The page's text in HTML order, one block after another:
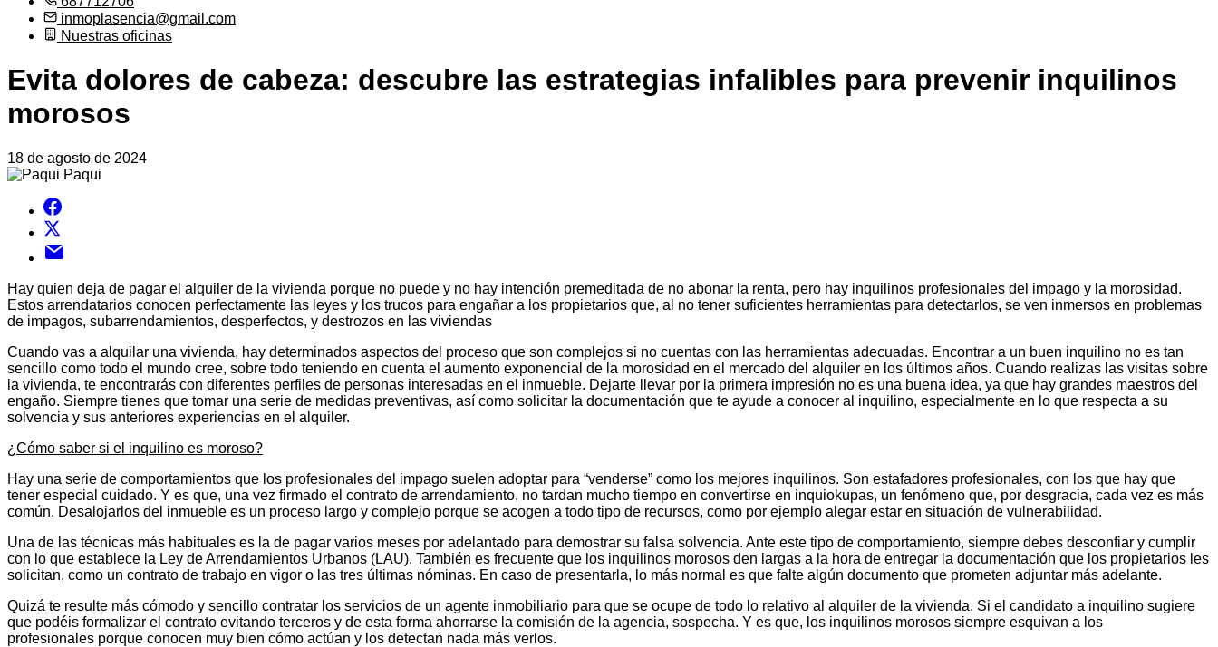
inmoplasencia@gmail.com
Nuestras oficinas
Evita dolores de cabeza: descubre las estrategias infalibles para prevenir inquilinos
morosos
18 de agosto de 2024
Paqui
Hay quien deja de pagar el alquiler de la vivienda porque no puede y no hay intención premeditada de no abonar la renta, pero hay inquilinos profesionales del impago y la morosidad.
Estos arrendatarios conocen perfectamente las leyes y los trucos para engañar a los propietarios que, al no tener suficientes herramientas para detectarlos, se ven inmersos en problemas
de impagos, subarrendamientos, desperfectos, y destrozos en las viviendas
Cuando vas a alquilar una vivienda, hay determinados aspectos del proceso que son complejos si no cuentas con las herramientas adecuadas. Encontrar a un buen inquilino no es tan
sencillo como todo el mundo cree, sobre todo teniendo en cuenta el aumento exponencial de la morosidad en el mercado del alquiler en los últimos años. Cuando realizas las visitas sobre
la vivienda, te encontrarás con diferentes perfiles de personas interesadas en el inmueble. Dejarte llevar por la primera impresión no es una buena idea, ya que hay grandes maestros del
engaño. Siempre tienes que tomar una serie de medidas preventivas, así como solicitar la documentación que te ayude a conocer al inquilino, especialmente en lo que respecta a su
solvencia y sus anteriores experiencias en el alquiler.
¿Cómo saber si el inquilino es moroso?
Hay una serie de comportamientos que los profesionales del impago suelen adoptar para “venderse” como los mejores inquilinos. Son estafadores profesionales, con los que hay que
tener especial cuidado. Y es que, una vez firmado el contrato de arrendamiento, no tardan mucho tiempo en convertirse en inquiokupas, un fenómeno que, por desgracia, cada vez es más
común. Desalojarlos del inmueble es un proceso largo y complejo porque se acogen a todo tipo de recursos, como por ejemplo alegar estar en situación de vulnerabilidad.
Una de las técnicas más habituales es la de pagar varios meses por adelantado para demostrar su falsa solvencia. Ante este tipo de comportamiento, siempre debes desconfiar y cumplir
con lo que establece la Ley de Arrendamientos Urbanos (LAU). También es frecuente que los inquilinos morosos den largas a la hora de entregar la documentación que los propietarios les
solicitan, como un contrato de trabajo en vigor o las tres últimas nóminas. En caso de presentarla, lo más normal es que falte algún documento que prometen adjuntar más adelante.
Quizá te resulte más cómodo y sencillo contratar los servicios de un agente inmobiliario para que se ocupe de todo lo relativo al alquiler de la vivienda. Si el candidato a inquilino sugiere
que podéis formalizar el contrato evitando terceros y de esta forma ahorrarse la comisión de la agencia, sospecha. Y es que, los inquilinos morosos siempre esquivan a los
profesionales porque conocen muy bien cómo actúan y los detectan nada más verlos.